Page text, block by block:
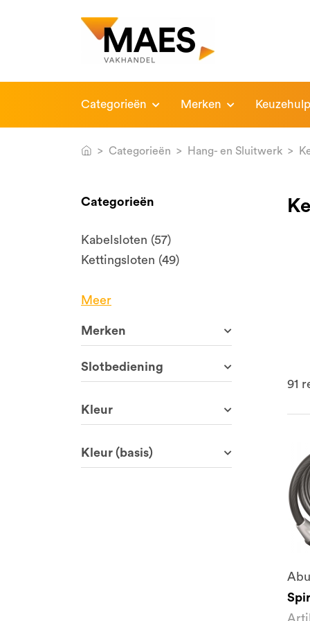
Categorieën Merken Keuzehulp
Categorieën Hang- en Sluitwerk
Categorieën
Kabelsloten (57)
Kettingsloten (49)
Meer
Merken
Slotbediening
Kleur
Kleur (basis)
91